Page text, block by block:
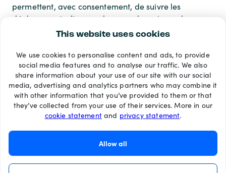
This website uses cookies
We use cookies to personalise content and ads, to provide
social media features and to analyse our traffic. We also
share information about your use of our site with our social
media, advertising and analytics partners who may combine it
with other information that you’ve provided to them or that
they’ve collected from your use of their services. More in our
cookie statementand privacy statement.
Allow all
permettent, avec consentement, de suivre les
déplacements d'un proche pour des raisons de
sécurité ou de confiance.
Modes de paiement